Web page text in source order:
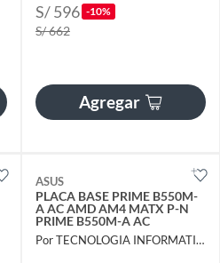
S/ 596 -10%
S/ 662
Agregar
ASUS
PLACA BASE PRIME B550M-
A AC AMD AM4 MATX P-N
PRIME B550M-A AC
Por TECNOLOGIA INFORMATICA Y CONSULTORIA